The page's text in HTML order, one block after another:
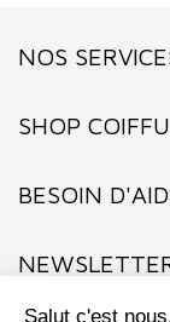
NOS
SHOP
BESOIN
Inscrivez-vous dès